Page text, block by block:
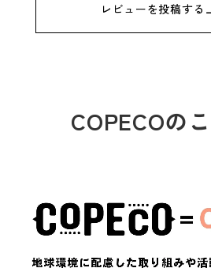
レビューを投稿する
COPECOの